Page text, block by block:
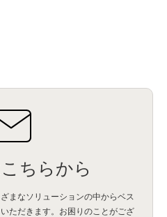
ちらから
まなソリューションの中からベス
ただきます。お困りのことがござ